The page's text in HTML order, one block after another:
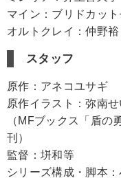
マイン：ブリドカッ
オルトクレイ：仲野裕
スタッフ
原作：アネコユサギ
原作イラスト：弥南せ
（MFブックス「盾の
刊）
監督：垪和等
シリーズ構成・脚本